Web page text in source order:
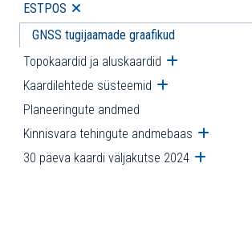
ESTPOS Ava alammenüü
GNSS tugijaamade graafikud
Topokaardid ja aluskaardid Ava
Kaardilehtede süsteemid Ava
Planeeringute andmed
Kinnisvara tehingute andmebaas Ava
30 päeva kaardi väljakutse 2024 Ava